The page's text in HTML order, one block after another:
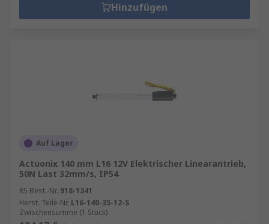
Hinzufügen
Auf Lager
Actuonix 140 mm L16 12V Elektrischer Linearantrieb,
50N Last 32mm/s, IP54
RS Best.-Nr. 918-1341
Herst. Teile-Nr. L16-140-35-12-S
Zwischensumme (1 Stück)